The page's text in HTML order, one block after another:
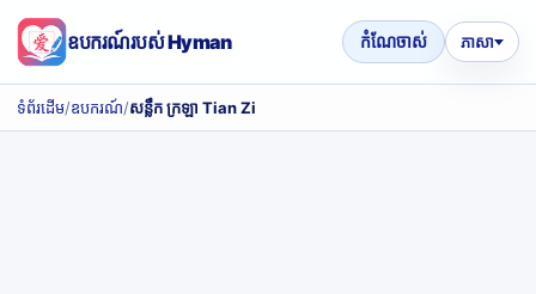
ឧបករណ៍របស់ Hyman កំណែចាស់ ភាសា
ទំព័រដើម/ឧបករណ៍/សន្លឹក ក្រឡា Tian Zi